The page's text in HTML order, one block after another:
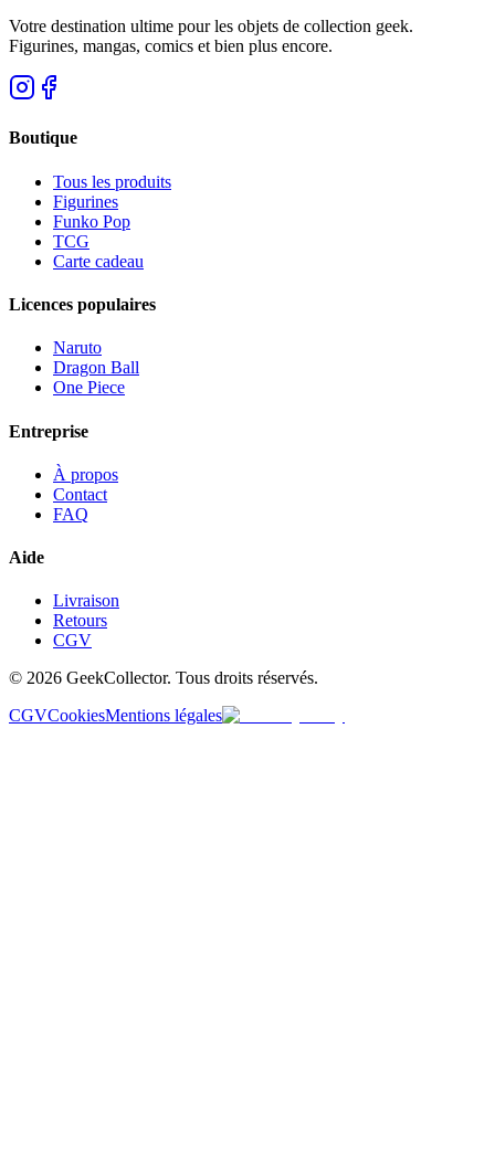
Votre destination ultime pour les objets de collection geek.
Figurines, mangas, comics et bien plus encore.
Boutique
Tous les produits
Figurines
Funko Pop
TCG
Carte cadeau
Licences populaires
Naruto
Dragon Ball
One Piece
Entreprise
À propos
Contact
FAQ
Aide
Livraison
Retours
CGV
© 2026 GeekCollector. Tous droits réservés.
CGVCookiesMentions légales